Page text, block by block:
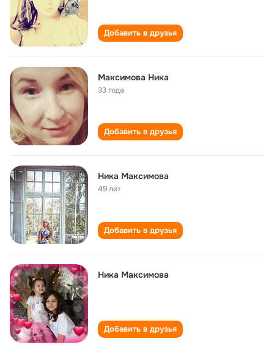
Добавить в друзья
Максимова Ника
33 года
Добавить в друзья
Ника Максимова
49 лет
Добавить в друзья
Ника Максимова
Добавить в друзья